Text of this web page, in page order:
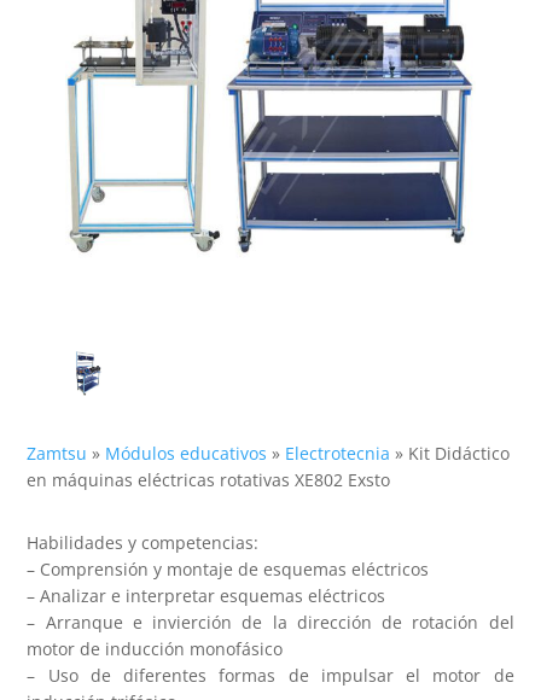
Zamtsu » Módulos educativos » Electrotecnia » Kit Didáctico
en máquinas eléctricas rotativas XE802 Exsto
Habilidades y competencias:
– Comprensión y montaje de esquemas eléctricos
– Analizar e interpretar esquemas eléctricos
– Arranque e invierción de la dirección de rotación del
motor de inducción monofásico
– Uso de diferentes formas de impulsar el motor de